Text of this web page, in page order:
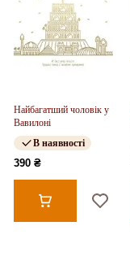
Найбагатший чоловік у
Вавилоні
В наявності
390 ₴